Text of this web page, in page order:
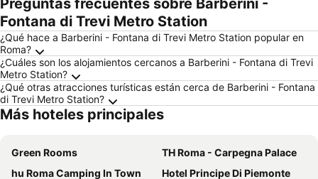
Preguntas frecuentes sobre Barberini -
Fontana di Trevi Metro Station
¿Qué hace a Barberini - Fontana di Trevi Metro Station popular en
Roma?
¿Cuáles son los alojamientos cercanos a Barberini - Fontana di Trevi
Metro Station?
¿Qué otras atracciones turísticas están cerca de Barberini - Fontana
di Trevi Metro Station?
Más hoteles principales
Green Rooms
TH Roma - Carpegna Palace
hu Roma Camping In Town
Hotel Principe Di Piemonte